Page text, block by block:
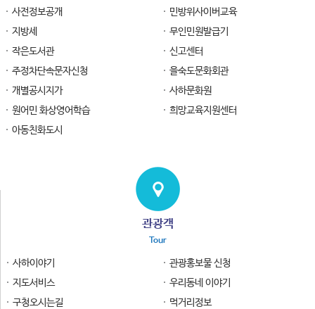
사전정보공개
민방위사이버교육
지방세
무인민원발급기
작은도서관
신고센터
주정차단속문자신청
을숙도문화회관
개별공시지가
사하문화원
원어민 화상영어학습
희망교육지원센터
아동친화도시
관광객
Tour
사하이야기
관광홍보물 신청
지도서비스
우리동네 이야기
구청오시는길
먹거리정보